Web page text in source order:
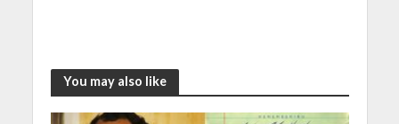
You may also like